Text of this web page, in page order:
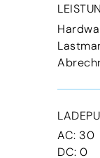
AC: 30
DC: 0